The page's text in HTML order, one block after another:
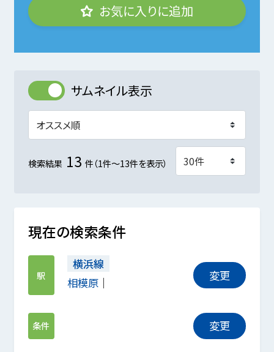
お気に入りに追加
サムネイル表示
検索結果 13 件（1件～13件を表示）
現在の検索条件
駅
横浜線
相模原
変更
条件 変更